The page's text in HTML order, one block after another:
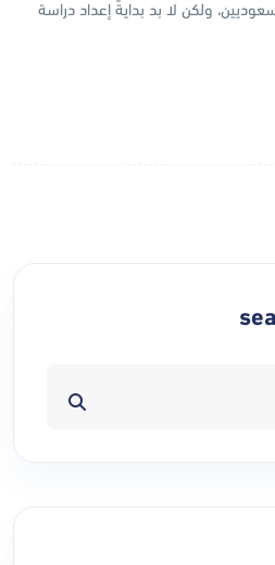
ولكن لا بد بدايةً إعداد دراسة